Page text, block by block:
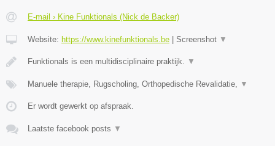
E-mail › Kine Funktionals (Nick de Backer)
Website: https://www.kinefunktionals.be Screenshot ▼
Funktionals is een multidisciplinaire praktijk. ▼
Manuele therapie, Rugscholing, Orthopedische Revalidatie, ▼
Er wordt gewerkt op afspraak.
Laatste facebook posts ▼